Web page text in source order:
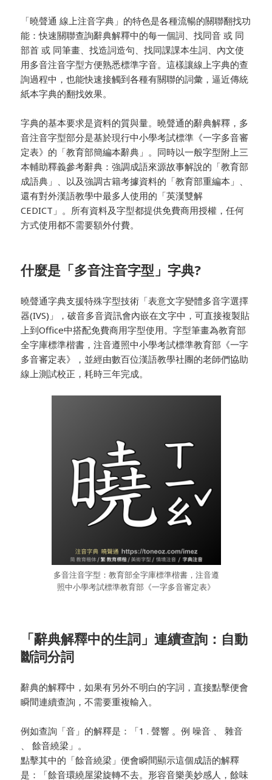
「曉聲通 線上注音字典」的特色是各種流暢的關聯翻找功
能：快速關聯查詢辭典解釋中的每一個詞、找同音 或 同
部首 或 同筆畫、找造詞造句、找同課課本生詞、內文使
用多音注音字型方便熟悉標準字音。這樣讓線上字典的查
詢過程中，也能快速接觸到各種有關聯的詞彙，逼近傳統
紙本字典的翻找效果。
字典的基本要求是資料的質與量。曉聲通的辭典解釋，多
音注音字型部分是基於現行中小學考試標準《一字多音審
定表》的「教育部簡編本辭典」。同時以一般字型附上三
本輔助釋義參考辭典：強調成語來源故事解說的「教育部
成語典」、以及強調古籍考據資料的「教育部重編本」、
還有對外漢語教學中最多人使用的「英漢雙解
CEDICT」。所有資料及字型都提供免費商用授權，任何
方式使用都不需要額外付費。
什麼是「多音注音字型」字典?
曉聲通字典支援特殊字型技術「表意文字變體多音字選擇
器(IVS)」，破音多音資訊會內嵌在文字中，可直接複製貼
上到Office中搭配免費商用字型使用。字型筆畫為教育部
全字庫標準楷書，注音遵照中小學考試標準教育部《一字
多音審定表》，並經由數百位漢語教學社團的老師們協助
線上測試校正，耗時三年完成。
多音注音字型：教育部全字庫標準楷書，注音遵
照中小學考試標準教育部《一字多音審定表》
「辭典解釋中的生詞」連續查詢：自動
斷詞分詞
辭典的解釋中，如果有另外不明白的字詞，直接點擊便會
瞬間連續查詢，不需要重複輸入。
例如查詢「音」的解釋是：「1 . 聲響 。例 噪音 、 雜音
、 餘音繞梁」。
點擊其中的「餘音繞梁」便會瞬間顯示這個成語的解釋
是：「餘音環繞屋梁旋轉不去。形容音樂美妙感人，餘味